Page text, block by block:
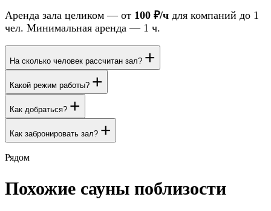
Аренда зала целиком — от 100 ₽/ч для компаний до 1
чел. Минимальная аренда — 1 ч.
На сколько человек рассчитан зал? +
Какой режим работы? +
Как добраться? +
Как забронировать зал? +
Рядом
Похожие сауны поблизости